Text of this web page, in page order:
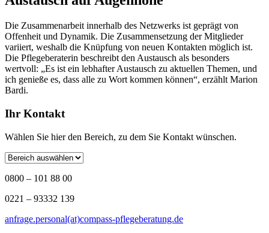
Die Zusammenarbeit innerhalb des Netzwerks ist geprägt von
Offenheit und Dynamik. Die Zusammensetzung der Mitglieder
variiert, weshalb die Knüpfung von neuen Kontakten möglich ist.
Die Pflegeberaterin beschreibt den Austausch als besonders
wertvoll: „Es ist ein lebhafter Austausch zu aktuellen Themen, und
ich genieße es, dass alle zu Wort kommen können“, erzählt Marion
Bardi.
Ihr Kontakt
Wählen Sie hier den Bereich, zu dem Sie Kontakt wünschen.
0800 – 101 88 00
0221 – 93332 139
anfrage.personal(at)compass-pflegeberatung.de